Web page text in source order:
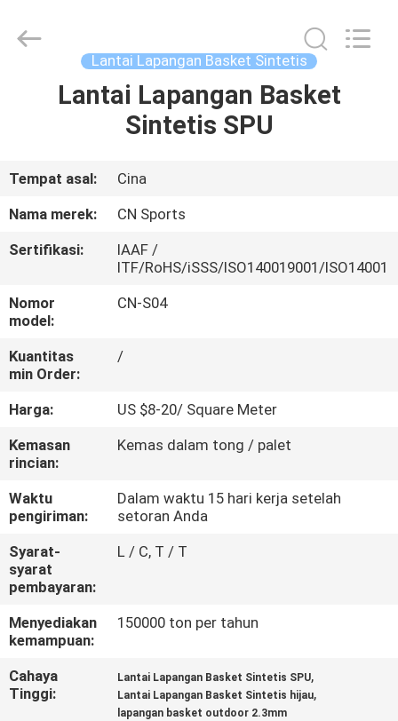
RUMAH
TENTANG
KAMI
TUR
PABRIK
KONTROL
KUALITAS
HUBUNGI
KAMI
PERMINTAAN
PENAWARAN
SITEMAP
PRIVACY
Materials
Lantai Lapangan Basket Sintetis
Lantai Lapangan Basket
Sintetis SPU
Tempat asal:
Cina
Nama merek:
CN Sports
Sertifikasi:
IAAF /
ITF/RoHS/iSSS/ISO140019001/ISO14001
Nomor
model:
CN-S04
Kuantitas
min Order:
/
Harga:
US $8-20/ Square Meter
Kemasan
rincian:
Kemas dalam tong / palet
Waktu
pengiriman:
Dalam waktu 15 hari kerja setelah
setoran Anda
Syarat-
syarat
pembayaran:
L / C, T / T
Menyediakan
kemampuan:
150000 ton per tahun
Cahaya
Tinggi:
Lantai Lapangan Basket Sintetis SPU,
Lantai Lapangan Basket Sintetis hijau,
lapangan basket outdoor 2.3mm